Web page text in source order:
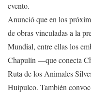
evento.
Anunció que en los
de obras vinculadas a la
Mundial, entre ellas los
Chapulín —que conecta
Ruta de los Animales
Huipulco. También